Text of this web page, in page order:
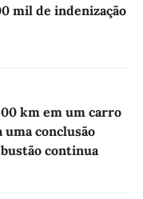
mil de indenização
km em um carro
conclusão
continua